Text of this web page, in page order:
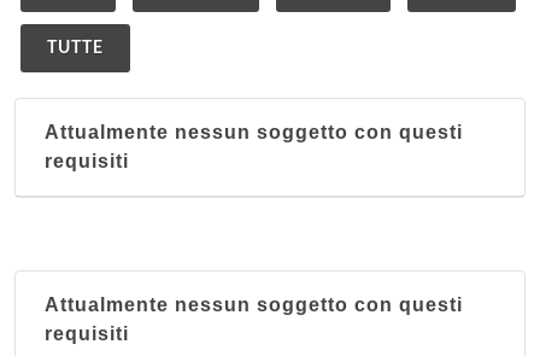
TUTTE
Attualmente nessun soggetto con questi
requisiti
Attualmente nessun soggetto con questi
requisiti